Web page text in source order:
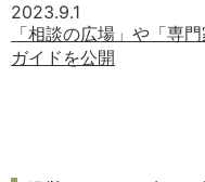
2023.9.1
「相談の広場」や「専
ガイドを公開